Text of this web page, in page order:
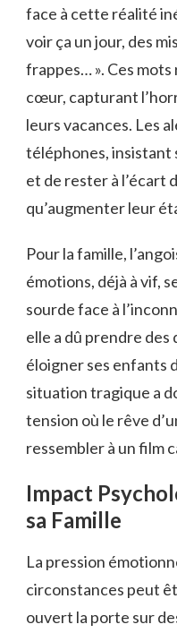
face à cette réalité
voir ça un jour, des
frappes… ». Ces
cœur, capturant
leurs vacances. Les
téléphones, insistant
et de rester à l’écart
qu’augmenter leur
Pour la famille,
émotions, déjà à vif,
sourde face à
elle a dû prendre
éloigner ses enfants
situation tragique a
tension où le rêve
ressembler à un film
Impact
sa Famille
La pression
circonstances peut
ouvert la porte sur